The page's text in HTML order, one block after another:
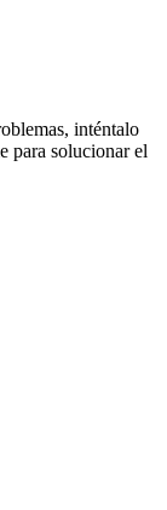
inténtalo
para solucionar el